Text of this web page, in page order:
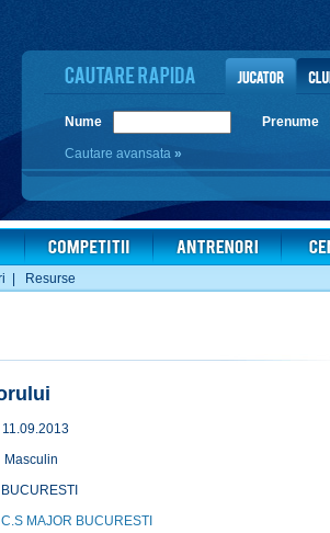
Nume Prenume
Cautare avansata »
Resurse
11.09.2013
Masculin
BUCURESTI
C.S MAJOR BUCURESTI